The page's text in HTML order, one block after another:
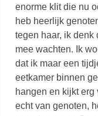
enorme klit die nu
heb heerlijk
tegen haar, ik denk
mee wachten. Ik
dat ik maar een
eetkamer binnen
hangen en kijkt
echt van genoten,